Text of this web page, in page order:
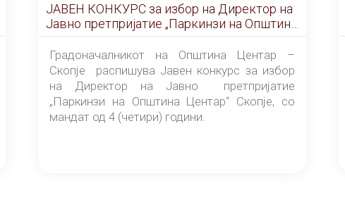
ЈАВЕН КОНКУРС за избор на Директор на
Јавно претпријатие „Паркинзи на Општина
Центар“ – Скопје
Градоначалникот на Општина Центар –
Скопје распишува Јавен конкурс за избор
на Директор на Јавно претпријатие
„Паркинзи на Општина Центар“ Скопје, со
мандат од 4 (четири) години.